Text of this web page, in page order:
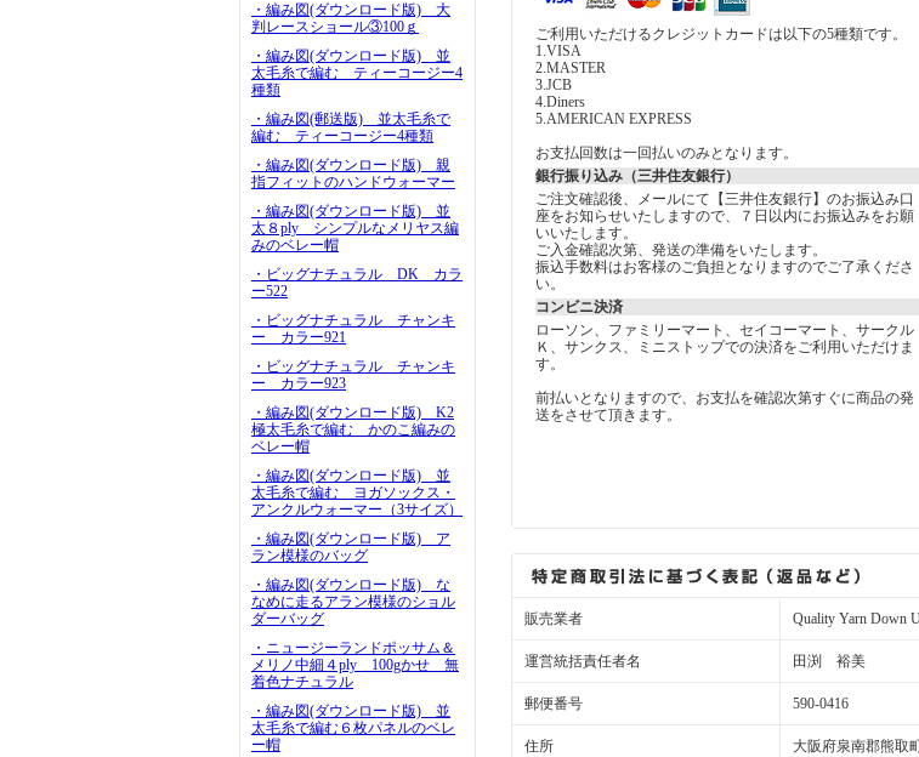
・編み図(ダウンロード版) 大
判レースショール③100ｇ
・編み図(ダウンロード版) 並
太毛糸で編む ティーコージー4
種類
・編み図(郵送版) 並太毛糸で
編む ティーコージー4種類
・編み図(ダウンロード版) 親
指フィットのハンドウォーマー
・編み図(ダウンロード版) 並
太８ply シンプルなメリヤス編
みのベレー帽
・ビッグナチュラル DK カラ
ー522
・ビッグナチュラル チャンキ
ー カラー921
・ビッグナチュラル チャンキ
ー カラー923
・編み図(ダウンロード版) K2
極太毛糸で編む かのこ編みの
ベレー帽
・編み図(ダウンロード版) 並
太毛糸で編む ヨガソックス・
アンクルウォーマー（3サイズ）
・編み図(ダウンロード版) ア
ラン模様のバッグ
・編み図(ダウンロード版) な
なめに走るアラン模様のショル
ダーバッグ
・ニュージーランドポッサム＆
メリノ中細４ply 100gかせ 無
着色ナチュラル
・編み図(ダウンロード版) 並
太毛糸で編む６枚パネルのベレ
ー帽
ご利用いただけるクレジットカードは以下の5種類です。
1.VISA
2.MASTER
3.JCB
4.Diners
5.AMERICAN EXPRESS
お支払回数は一回払いのみとなります。
銀行振り込み（三井住友銀行）
ご注文確認後、メールにて【三井住友銀行】のお振込み口
座をお知らせいたしますので、７日以内にお振込みをお願
いいたします。
ご入金確認次第、発送の準備をいたします。
振込手数料はお客様のご負担となりますのでご了承くださ
い。
コンビニ決済
ローソン、ファミリーマート、セイコーマート、サークル
Ｋ、サンクス、ミニストップでの決済をご利用いただけま
す。
前払いとなりますので、お支払を確認次第すぐに商品の発
送をさせて頂きます。
販売業者 Quality Yarn Down
運営統括責任者名 田渕 裕美
郵便番号 590-0416
住所 大阪府泉南郡熊取